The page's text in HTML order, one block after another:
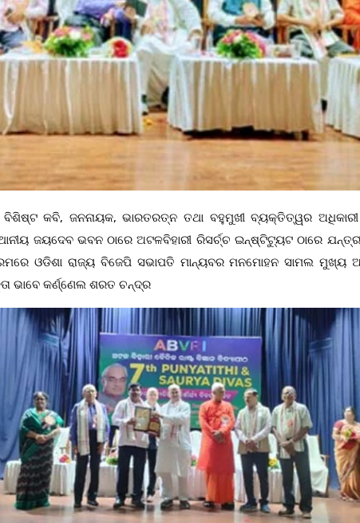
ବିଶିଷ୍ଟ କବି, ଜନନାୟକ, ଭାରତରତ୍ନ ତଥା ବହୁମୁଖୀ ବ୍ୟକ୍ତିତ୍ୱର ଅଧିକାରୀ
ଜୟଦେବ ଭବନ ଠାରେ ଅଟଳବିହାରୀ ରିସର୍ଚ୍ଚ ଇନ୍ଷ୍ଟିଟ୍ୟୁଟ ଠାରେ
ଓଡିଶା ରାଜ୍ୟ ବିଜେପି ସଭାପତି ମାନ୍ୟବର ମନମୋହନ ସାମଲ ମୁଖ୍ୟ
ଭାବେ କର୍ଣ୍ଣେଲ ଶରତ ଚନ୍ଦ୍ର